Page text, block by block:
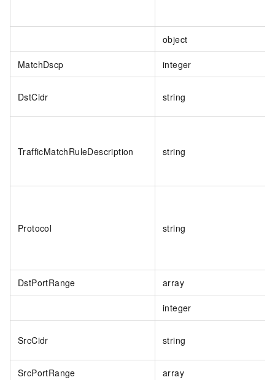
object
MatchDscp integer
DstCidr string
TrafficMatchRuleDescription string
Protocol string
DstPortRange array
integer
SrcCidr string
SrcPortRange array